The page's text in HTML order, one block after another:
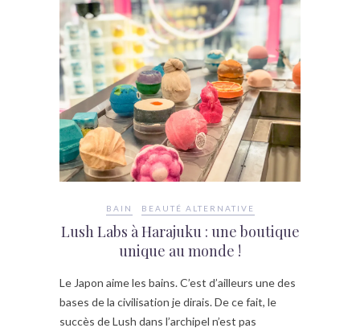
BAIN BEAUTÉ ALTERNATIVE
Lush Labs à Harajuku : une boutique
unique au monde !
Le Japon aime les bains. C’est d’ailleurs une des
bases de la civilisation je dirais. De ce fait, le
succès de Lush dans l’archipel n’est pas